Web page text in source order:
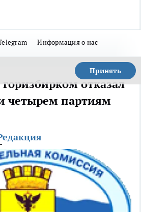
Информация о нас
Принять
отказал
четырем партиям